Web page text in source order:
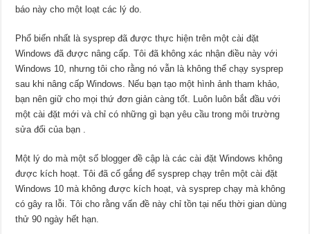
báo này cho một loạt các lý do.
Phổ biến nhất là sysprep đã được thực hiện trên một cài đặt
Windows đã được nâng cấp. Tôi đã không xác nhận điều này với
Windows 10, nhưng tôi cho rằng nó vẫn là không thể chạy sysprep
sau khi nâng cấp Windows. Nếu bạn tạo một hình ảnh tham khảo,
bạn nên giữ cho mọi thứ đơn giản càng tốt. Luôn luôn bắt đầu với
một cài đặt mới và chỉ có những gì bạn yêu cầu trong môi trường
sửa đổi của bạn .
Một lý do mà một số blogger đề cập là các cài đặt Windows không
được kích hoạt. Tôi đã cố gắng để sysprep chạy trên một cài đặt
Windows 10 mà không được kích hoạt, và sysprep chạy mà không
có gây ra lỗi. Tôi cho rằng vấn đề này chỉ tồn tại nếu thời gian dùng
thử 90 ngày hết hạn.